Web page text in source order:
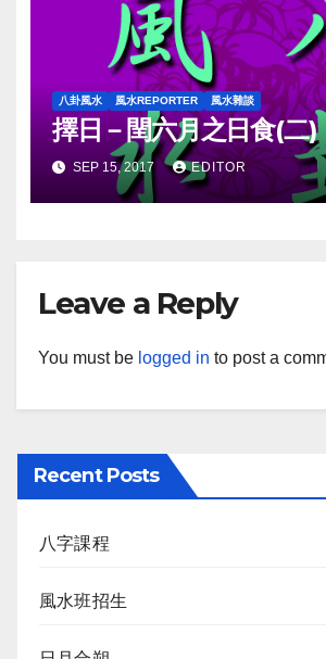
八卦風水 風水REPORTER 風水雜談
擇日－閏六月之日食(二)
SEP 15, 2017 EDITOR
Leave a Reply
You must be logged in to post a
Recent Posts
八字課程
風水班招生